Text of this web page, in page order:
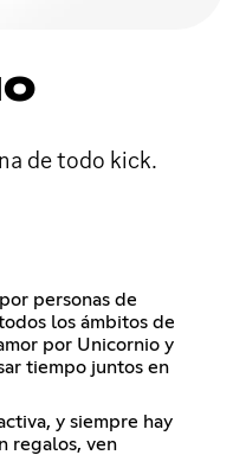
de todo kick.
personas de
los ámbitos de
por Unicornio y
tiempo juntos en
y siempre hay
regalos, ven